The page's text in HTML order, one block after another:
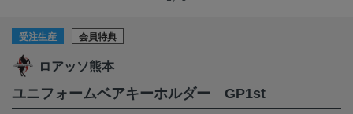
受注生産 会員特典
ロアッソ熊本
ユニフォームベアキーホルダー GP1st